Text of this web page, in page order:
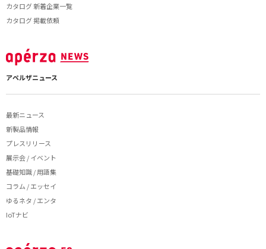
カタログ 新着企業一覧
カタログ 掲載依頼
アペルザニュース
最新ニュース
新製品情報
プレスリリース
展示会 / イベント
基礎知識 / 用語集
コラム / エッセイ
ゆるネタ / エンタ
IoTナビ